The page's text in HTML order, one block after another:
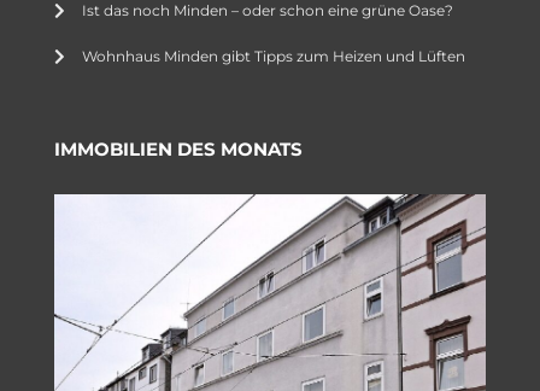
Ist das noch Minden – oder schon eine grüne Oase?
Wohnhaus Minden gibt Tipps zum Heizen und Lüften
IMMOBILIEN DES MONATS